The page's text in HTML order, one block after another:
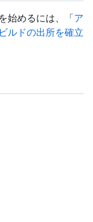
始めるには、「ア
ルドの出所を確立